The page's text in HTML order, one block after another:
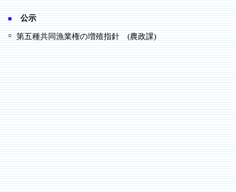
■ 公示
○ 第五種共同漁業権の増殖指針 (農政課)